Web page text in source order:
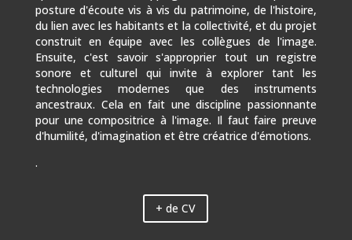
posture d'écoute vis à vis du patrimoine, de l'histoire,
du lien avec les habitants et la collectivité, et du projet
construit en équipe avec les collègues de l'image.
Ensuite, c'est savoir s'approprier tout un registre
sonore et culturel qui invite à explorer tant les
technologies modernes que des instruments
ancestraux. Cela en fait une discipline passionnante
pour une compositrice à l'image. Il faut faire preuve
d'humilité, d'imagination et être créatrice d'émotions.
.
+ de CV